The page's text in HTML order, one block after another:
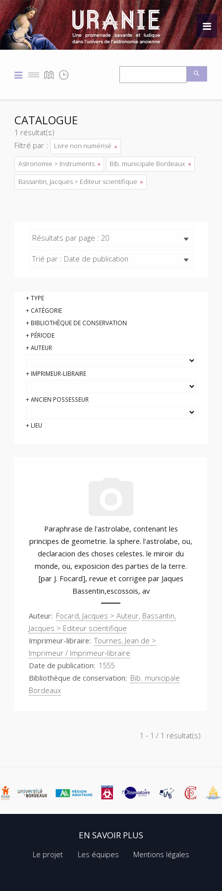
CATALOGUE
1 résultat(s)
Filtré par :
Livre non numérisé
Astronomie > Instruments
Bib. municipale Bordeaux
Bassantin, Jacques > Editeur scientifique
Résultats par page : 20
Trié par : Date de publication
Paraphrase de l'astrolabe, contenant les
principes de geometrie. la sphere. l'astrolabe, ou,
declaracion des choses celestes. le miroir du
monde, ou, exposicion des parties de la terre.
[par J. Focard], revue et corrigee par Jaques
Bassentin,escossois, av
Auteur Focard, Jacques > Auteur, Bassantin,
Jacques > Editeur scientifique
Imprimeur-libraire Tournes, Jean de >
Imprimeur / Imprimeur-libraire
Date de publication 1555
Bibliothèque de conservation Bib. municipale
Bordeaux
1 - 1 / 1 résultat(s)
TYPE
CATÉGORIE
BIBLIOTHÈQUE DE CONSERVATION
PÉRIODE
AUTEUR
IMPRIMEUR-LIBRAIRE
ANCIEN POSSESSEUR
LIEU
EN SAVOIR PLUS
Le projet Les équipes Mentions légales